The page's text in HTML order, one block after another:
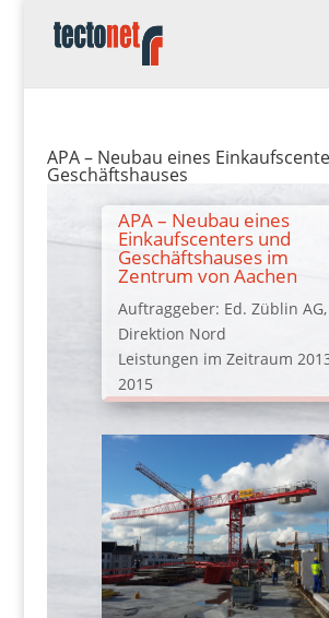
APA – Neubau eines
Geschäftshauses
APA – Neubau eines
Einkaufscenters und
Geschäftshauses im
Zentrum von Aachen
Auftraggeber: Ed. Züblin AG,
Direktion Nord
Leistungen im Zeitraum
2015